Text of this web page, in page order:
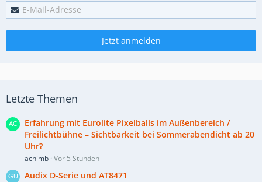
Jetzt anmelden
Letzte Themen
Erfahrung mit Eurolite Pixelballs im Außenbereich /
Freilichtbühne – Sichtbarkeit bei Sommerabendicht ab 20
Uhr?
achimb Vor 5 Stunden
Audix D-Serie und AT8471